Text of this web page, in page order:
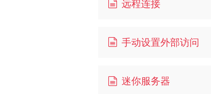
远程连接
手动设置外部访问
迷你服务器